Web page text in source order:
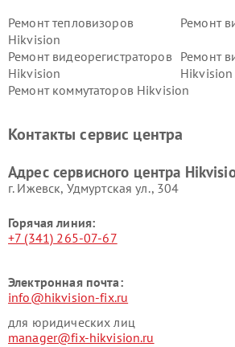
Ремонт тепловизоров
Hikvision
Ремонт
Ремонт видеорегистраторов
Hikvision
Ремонт
Hikvision
Ремонт коммутаторов Hikvision
Контакты сервис центра
Адрес сервисного центра
г. Ижевск, Удмуртская ул., 304
Горячая линия:
+7 (341) 265-07-67
Электронная почта:
info@hikvision-fix.ru
для юридических лиц
manager@fix-hikvision.ru